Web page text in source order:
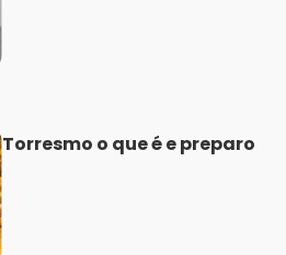
Torresmo o que é e preparo